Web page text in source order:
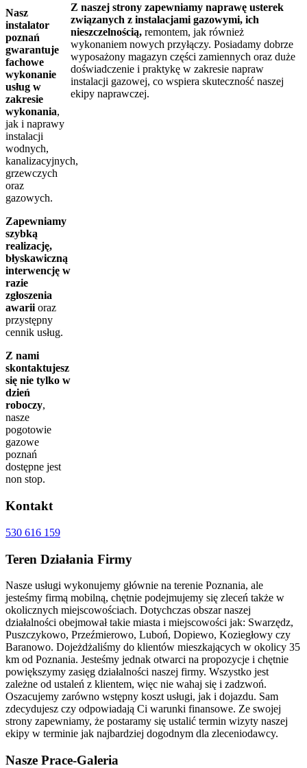
Z naszej strony zapewniamy naprawę usterek
związanych z instalacjami gazowymi, ich
nieszczelnością, remontem, jak również
wykonaniem nowych przyłączy. Posiadamy dobrze
wyposażony magazyn części zamiennych oraz duże
doświadczenie i praktykę w zakresie napraw
instalacji gazowej, co wspiera skuteczność naszej
ekipy naprawczej.
Nasz
instalator
poznań
gwarantuje
fachowe
wykonanie
usług w
zakresie
wykonania,
jak i naprawy
instalacji
wodnych,
kanalizacyjnych,
grzewczych
oraz
gazowych.
Zapewniamy
szybką
realizację,
błyskawiczną
interwencję w
razie
zgłoszenia
awariioraz
przystępny
cennik usług.
Z nami
skontaktujesz
się nie tylko w
dzień
roboczy,
nasze
pogotowie
gazowe
poznań
dostępne jest
non stop.
Kontakt
530 616 159
Teren Działania Firmy
Nasze usługi wykonujemy głównie na terenie Poznania, ale
jesteśmy firmą mobilną, chętnie podejmujemy się zleceń także w
okolicznych miejscowościach. Dotychczas obszar naszej
działalności obejmował takie miasta i miejscowości jak: Swarzędz,
Puszczykowo, Przeźmierowo, Luboń, Dopiewo, Koziegłowy czy
Baranowo. Dojeżdżaliśmy do klientów mieszkających w okolicy 35
km od Poznania. Jesteśmy jednak otwarci na propozycje i chętnie
powiększymy zasięg działalności naszej firmy. Wszystko jest
zależne od ustaleń z klientem, więc nie wahaj się i zadzwoń.
Oszacujemy zarówno wstępny koszt usługi, jak i dojazdu. Sam
zdecydujesz czy odpowiadają Ci warunki finansowe. Ze swojej
strony zapewniamy, że postaramy się ustalić termin wizyty naszej
ekipy w terminie jak najbardziej dogodnym dla zleceniodawcy.
Nasze Prace-Galeria